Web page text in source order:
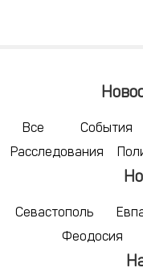
Все События
Расследования
Севастополь
Феодосия